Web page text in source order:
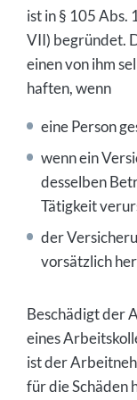
ist in § 105 Abs.
VII) begründet.
einen von ihm
haften, wenn
eine Person
wenn ein
desselben
Tätigkeit
der
vorsätzlich
Beschädigt der
eines
ist der
für die Schäden